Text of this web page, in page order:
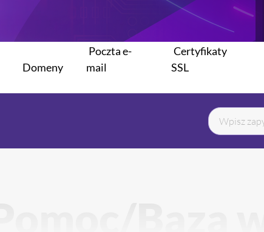
Domeny
Poczta e-
mail
Certyfikaty
SSL